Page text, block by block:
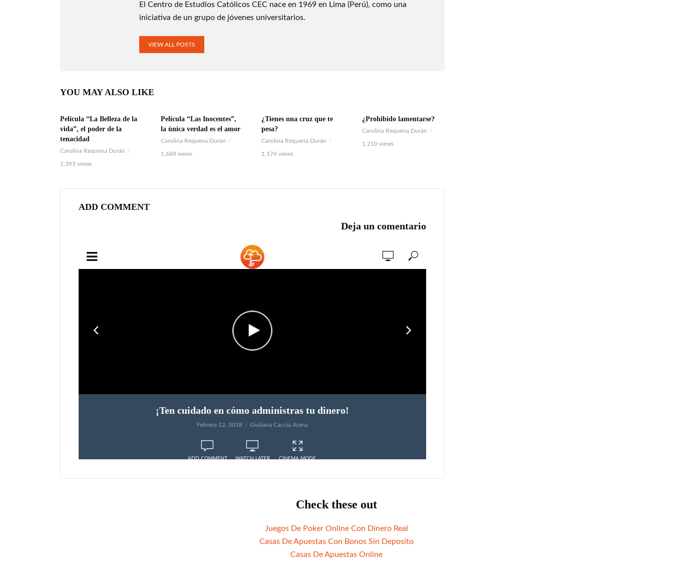
El Centro de Estudios Católicos CEC nace en 1969 en Lima (Perú), como una
iniciativa de un grupo de jóvenes universitarios.
VIEW ALL POSTS
YOU MAY ALSO LIKE
VIDEO
Película “La Belleza de la
vida”, el poder de la
tenacidad
Carolina Requena Durán
1,393 views
VIDEO
Película “Las Inocentes”,
la única verdad es el amor
Carolina Requena Durán
1,688 views
VIDEO
¿Tienes una cruz que te
pesa?
Carolina Requena Durán
1,174 views
VIDEO
¿Prohibido lamentarse?
Carolina Requena Durán
1,210 views
ADD COMMENT
Deja un comentario
Check these out
Juegos De Poker Online Con Dinero Real
Casas De Apuestas Con Bonos Sin Deposito
Casas De Apuestas Online